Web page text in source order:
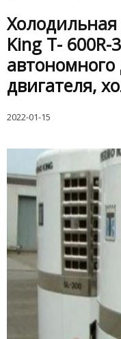
Холодильная
King T-
автономного
двигателя,
2022-01-15